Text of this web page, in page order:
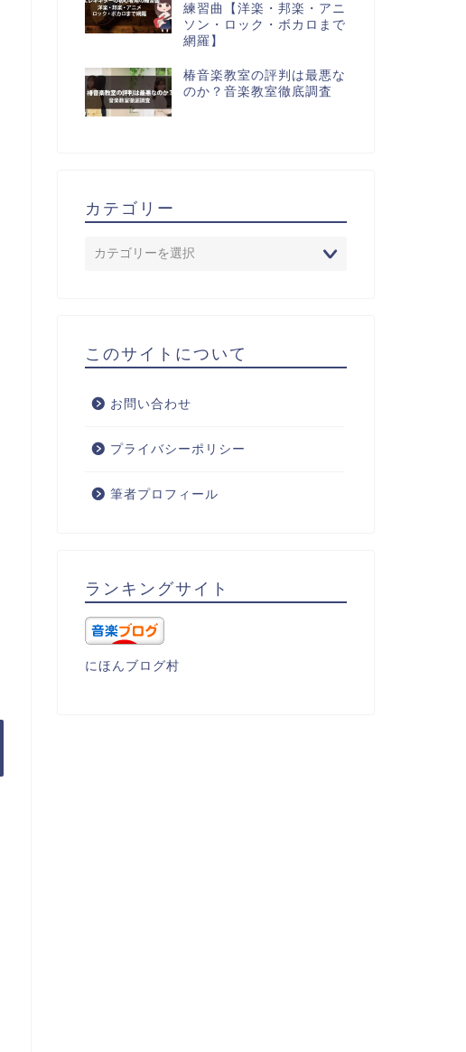
練習曲【洋楽・邦楽・アニ
ソン・ロック・ボカロまで
網羅】
椿音楽教室の評判は最悪な
のか？音楽教室徹底調査
カテゴリー
このサイトについて
お問い合わせ
プライバシーポリシー
筆者プロフィール
ランキングサイト
にほんブログ村